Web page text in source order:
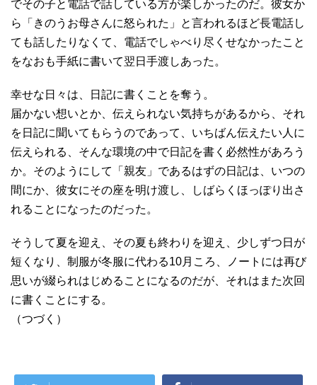
でその子と電話で話している方が楽しかったのだ。彼女か
ら「きのうお母さんに怒られた」と言われるほど長電話し
ても話したりなくて、電話でしゃべり尽くせなかったこと
をなおも手紙に書いて翌日手渡しあった。
幸せな日々は、日記に書くことを奪う。
届かない想いとか、伝えられない気持ちがあるから、それ
を日記に聞いてもらうのであって、いちばん伝えたい人に
伝えられる、そんな環境の中で日記を書く必然性があろう
か。そのようにして「親友」であるはずの日記は、いつの
間にか、彼女にその座を明け渡し、しばらくほっぽり出さ
れることになったのだった。
そうして夏を迎え、その夏も終わりを迎え、少しずつ日が
短くなり、制服が冬服に代わる10月ころ、ノートには再び
思いが綴られはじめることになるのだが、それはまた次回
に書くことにする。
（つづく）